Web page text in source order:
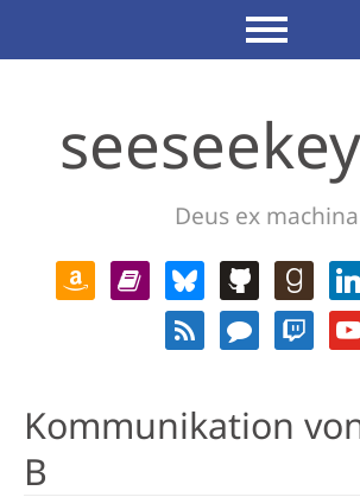
Deus ex machina
Kommunikation
B